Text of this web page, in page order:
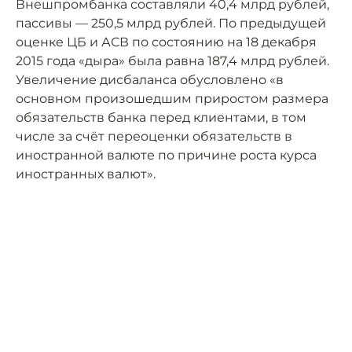
Внешпромбанка составляли 40,4 млрд рублей,
пассивы — 250,5 млрд рублей. По предыдущей
оценке ЦБ и АСВ по состоянию на 18 декабря
2015 года «дыра» была равна 187,4 млрд рублей.
Увеличение дисбаланса обусловлено «в
основном произошедшим приростом размера
обязательств банка перед клиентами, в том
числе за счёт переоценки обязательств в
иностранной валюте по причине роста курса
иностранных валют».